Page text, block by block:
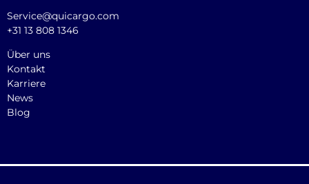
Service@quicargo.com
+31 13 808 1346
Über uns
Kontakt
Karriere
News
Blog